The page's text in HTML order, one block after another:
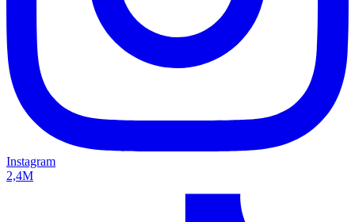
Instagram
2,4M